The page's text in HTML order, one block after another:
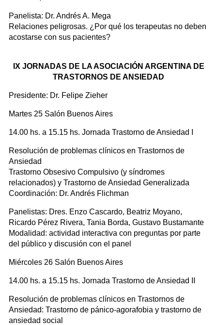
Panelista: Dr. Andrés A. Mega
Relaciones peligrosas. ¿Por qué los terapeutas no deben
acostarse con sus pacientes?
IX JORNADAS DE LA ASOCIACIÓN ARGENTINA DE
TRASTORNOS DE ANSIEDAD
Presidente: Dr. Felipe Zieher
Martes 25 Salón Buenos Aires
14.00 hs. a 15.15 hs. Jornada Trastorno de Ansiedad I
Resolución de problemas clínicos en Trastornos de
Ansiedad
Trastorno Obsesivo Compulsivo (y síndromes
relacionados) y Trastorno de Ansiedad Generalizada
Coordinación: Dr. Andrés Flichman
Panelistas: Dres. Enzo Cascardo, Beatriz Moyano,
Ricardo Pérez Rivera, Tania Borda, Gustavo Bustamante
Modalidad: actividad interactiva con preguntas por parte
del público y discusión con el panel
Miércoles 26 Salón Buenos Aires
14.00 hs. a 15.15 hs. Jornada Trastorno de Ansiedad II
Resolución de problemas clínicos en Trastornos de
Ansiedad: Trastorno de pánico-agorafobia y trastorno de
ansiedad social